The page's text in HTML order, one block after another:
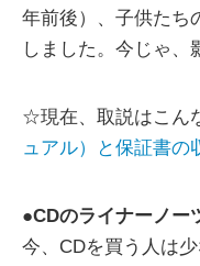
年前後）、子供たち
しました。今じゃ、
☆現在、取説はこん
ュアル）と保証書の
●CDのライナーノー
今、CDを買う人は